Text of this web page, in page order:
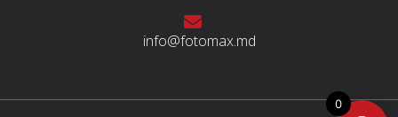
info@fotomax.md
0